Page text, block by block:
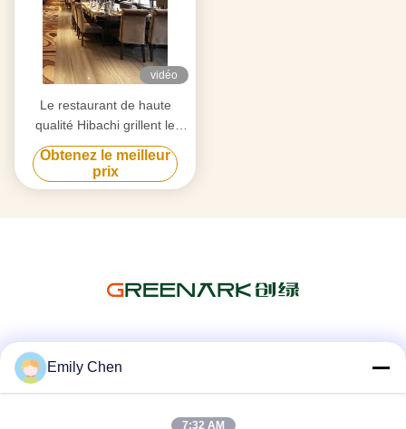
vidéo
Le restaurant de haute
qualité Hibachi grillent le
Tableau de gril de
Teppanyaki pour 7-10 sièges
Obtenez le meilleur
prix
Emily Chen
7:32 AM